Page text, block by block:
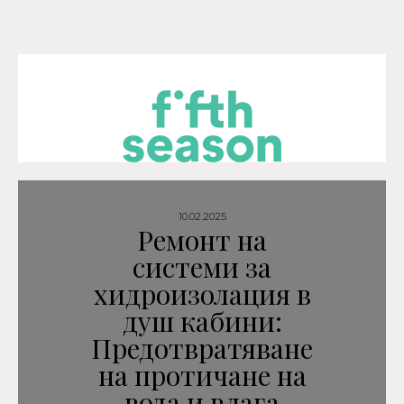
10.02.2025
Ремонт на
системи за
хидроизолация в
душ кабини:
Предотвратяване
на протичане на